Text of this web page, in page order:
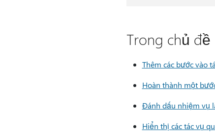
Trong chủ đề
Thêm các bước vào
Hoàn thành một
Đánh dấu nhiệm vụ
Hiển thị các tác vụ